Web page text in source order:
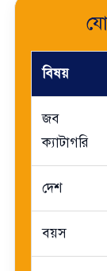
বিষয়
জব
ক্যাটাগরি
দেশ
বয়স